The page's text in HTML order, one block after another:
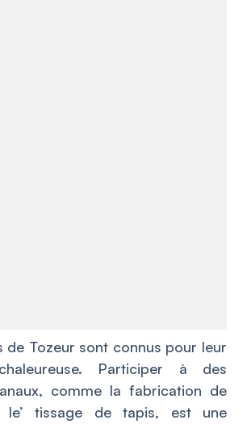
de Tozeur sont connus pour leur
Participer à des
comme la fabrication de
le’ tissage de tapis, est une